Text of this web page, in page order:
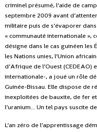
criminel présumé, l’aide de
septembre 2009 avant
militaire puis de s’évaporer
« communauté internationale »,
désigne dans le cas guinéen les
les Nations unies, l’Union
d’Afrique de l’Ouest
internationale-, a joué un rôle
Guinée-Bissau. Elle dispose de
inexploitées de bauxite, de fer
l’uranium... Un tel pays suscite
L’an zéro de l’apprentissage